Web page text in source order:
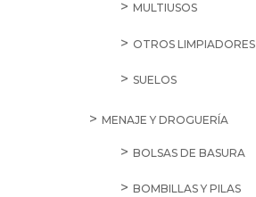
MULTIUSOS
OTROS LIMPIADORES
SUELOS
MENAJE Y DROGUERÍA
BOLSAS DE BASURA
BOMBILLAS Y PILAS